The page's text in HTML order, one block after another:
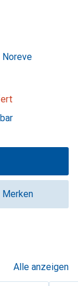
Noreve
Merken
Alle anzeigen